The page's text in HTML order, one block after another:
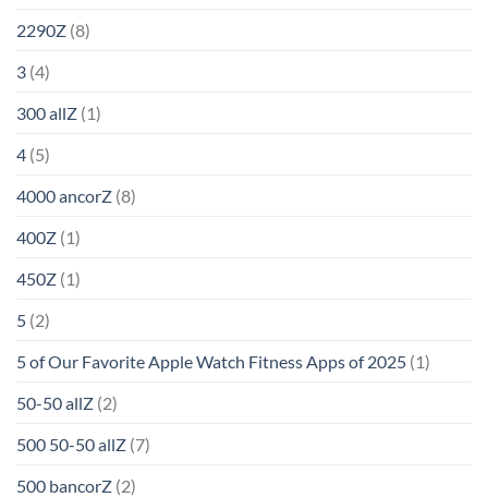
2290Z (8)
3 (4)
300 allZ (1)
4 (5)
4000 ancorZ (8)
400Z (1)
450Z (1)
5 (2)
5 of Our Favorite Apple Watch Fitness Apps of 2025 (1)
50-50 allZ (2)
500 50-50 allZ (7)
500 bancorZ (2)